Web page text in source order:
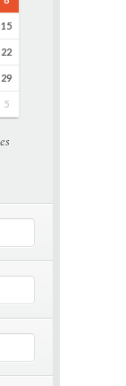
15
22
29
5